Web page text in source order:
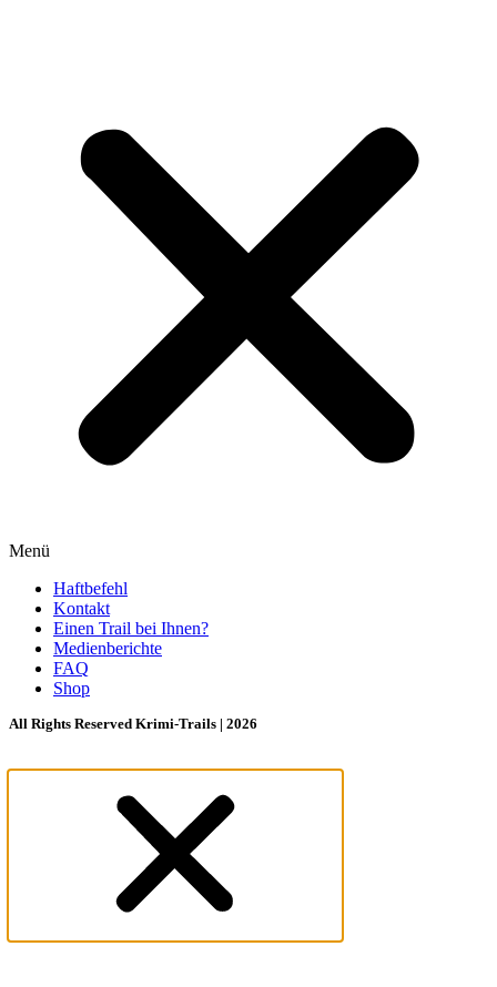
Menü
Haftbefehl
Kontakt
Einen Trail bei Ihnen?
Medienberichte
FAQ
Shop
All Rights Reserved Krimi-Trails | 2026